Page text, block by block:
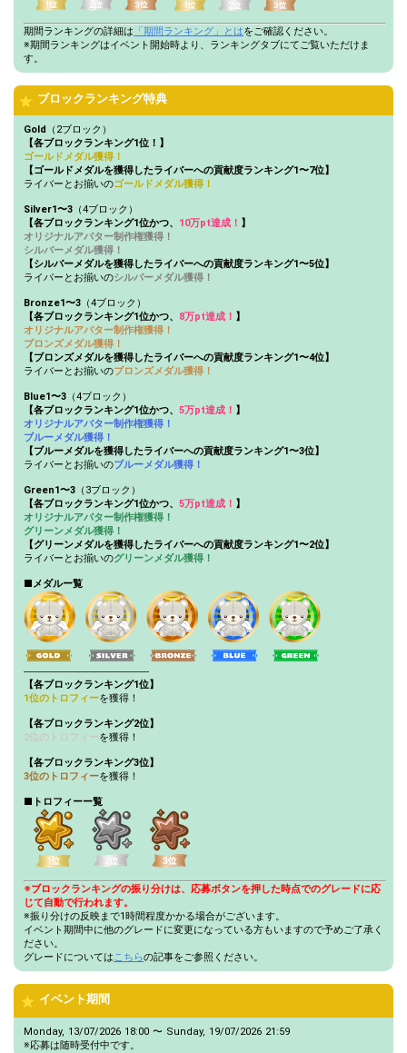
期間ランキングの詳細は 「期間ランキング」とはをご確認ください。
※期間ランキングはイベント開始時より、ランキングタブにてご覧いただけま
す。
ブロックランキング特典
Gold
（2ブロック）
【各ブロックランキング1位！】
ゴールドメダル獲得！
【ゴールドメダルを獲得したライバーへの貢献度ランキング1〜7位】
ライバーとお揃いのゴールドメダル獲得！
Silver1〜3 （4ブロック）
【各ブロックランキング1位かつ、 10万pt達成！ 】
オリジナルアバター制作権獲得！
シルバーメダル獲得！
【シルバーメダルを獲得したライバーへの貢献度ランキング1〜5位】
ライバーとお揃いのシルバーメダル獲得！
Bronze1〜3 （4ブロック）
【各ブロックランキング1位かつ、 8万pt達成！ 】
オリジナルアバター制作権獲得！
ブロンズメダル獲得！
【ブロンズメダルを獲得したライバーへの貢献度ランキング1〜4位】
ライバーとお揃いのブロンズメダル獲得！
Blue1〜3 （4ブロック）
【各ブロックランキング1位かつ、 5万pt達成！ 】
オリジナルアバター制作権獲得！
ブルーメダル獲得！
【ブルーメダルを獲得したライバーへの貢献度ランキング1〜3位】
ライバーとお揃いのブルーメダル獲得！
Green1〜3 （3ブロック）
【各ブロックランキング1位かつ、 5万pt達成！ 】
オリジナルアバター制作権獲得！
グリーンメダル獲得！
【グリーンメダルを獲得したライバーへの貢献度ランキング1〜2位】
ライバーとお揃いのグリーンメダル獲得！
■メダルー覧
----------------------------------------------
【各ブロックランキング1位】
1位のトロフィーを獲得！
【各ブロックランキング2位】
2位のトロフィーを獲得！
【各ブロックランキング3位】
3位のトロフィーを獲得！
■トロフィーー覧
※ブロックランキングの振り分けは、応募ボタンを押した時点でのグレードに応
じて自動で行われます。
※振り分けの反映まで1時間程度かかる場合がございます。
イベント期間中に他のグレードに変更になっている方もいますので予めご了承く
ださい。
グレードについてはこちらの記事をご参照ください。
イベント期間
Monday, 13/07/2026 18:00 〜 Sunday, 19/07/2026 21:59
※応募は随時受付中です。